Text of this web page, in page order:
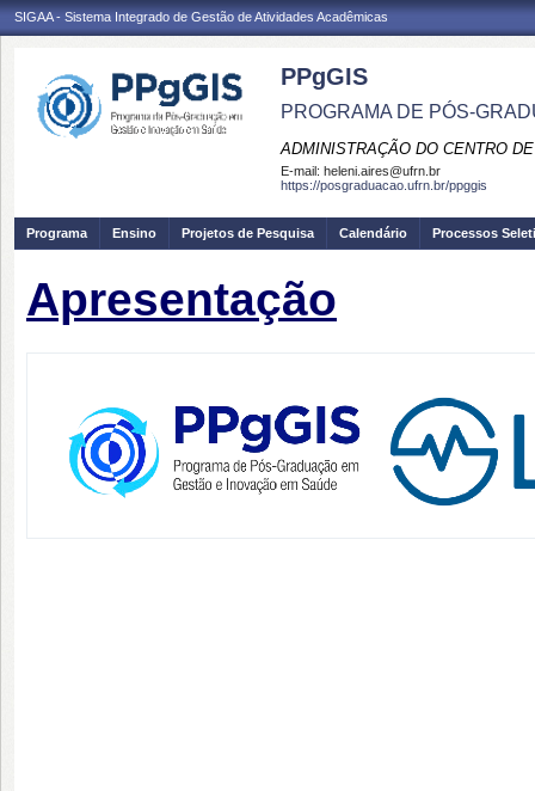
SIGAA - Sistema Integrado de Gestão de Atividades Acadêmicas
PPgGIS
PROGRAMA DE PÓS-
ADMINISTRAÇÃO DO CENTRO
E-mail: heleni.aires@ufrn.br
https://posgraduacao.ufrn.br/ppggis
Programa Ensino Projetos de Pesquisa Calendário Processos
Apresentação